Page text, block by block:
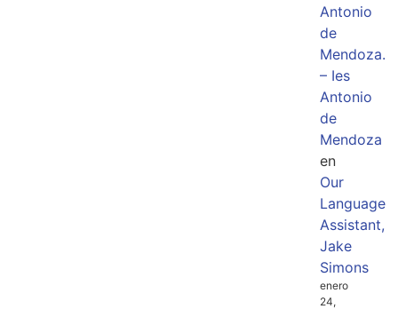
Antonio
de
Mendoza.
– Ies
Antonio
de
Mendoza
en
Our
Language
Assistant,
Jake
Simons
enero
24,